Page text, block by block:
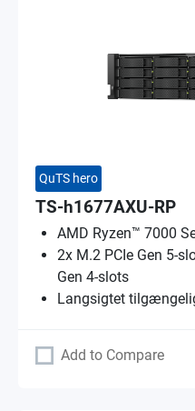
QuTS hero
TS-h1677AXU-RP
AMD Ryzen™ 7000
2x M.2 PCIe Gen 5-
Gen 4-slots
Langsigtet
Add to Compare